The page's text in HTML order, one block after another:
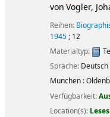
vonVogler,
Reihen:
1945; 12
Materialtyp:
Sprache: Deutsch
Munchen :
Verfügbarkeit:
Location(s):